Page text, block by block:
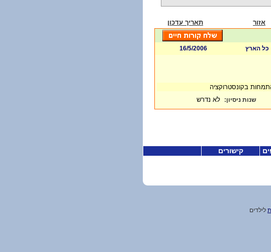
אזור תאריך עדכון
כל הארץ
16/5/2006
בקונסטרוקציה
שנות ניסיון: לא נדרש
קישורים
לילדים